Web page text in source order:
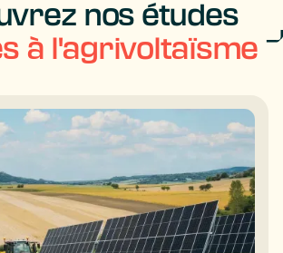
nos études
à l'agrivoltaïsme